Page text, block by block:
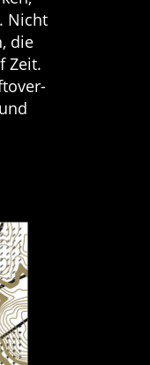
Nicht
die
Zeit.